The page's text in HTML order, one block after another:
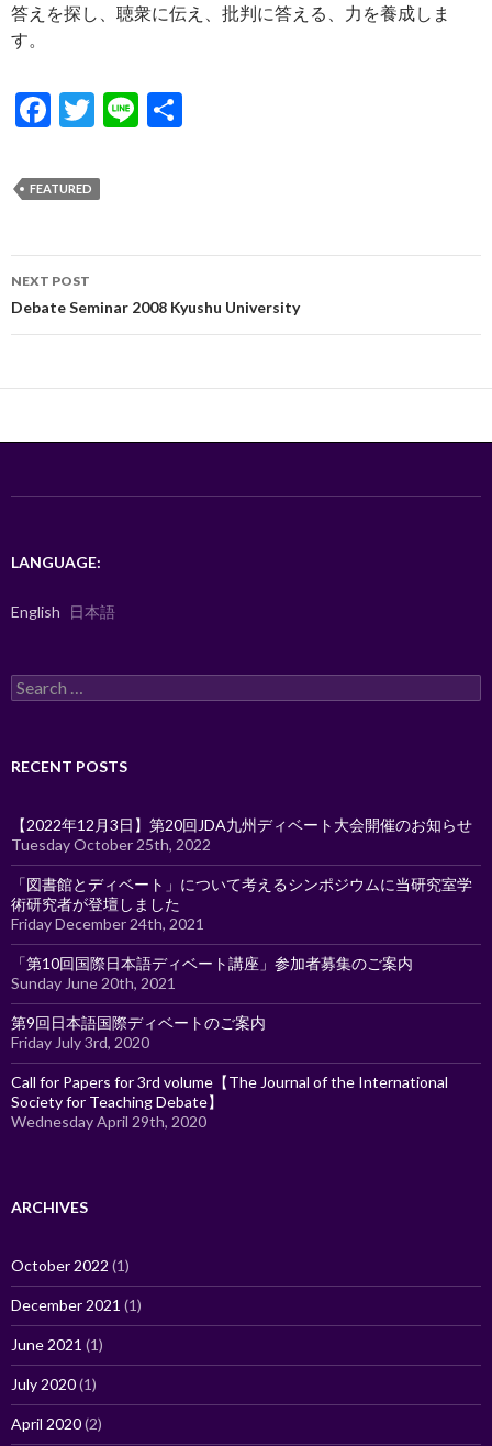
答えを探し、聴衆に伝え、批判に答える、力を養成しま
す。
F
e
b
o
o
k
T
itt
er
Li
FEATURED
Post
navigation
NEXT POST
Debate Seminar 2008 Kyushu University
LANGUAGE:
English 日本語
Search
for:
RECENT POSTS
【2022年12月3日】第20回JDA九州ディベート大会開催のお知らせ
Tuesday October 25th, 2022
「図書館とディベート」について考えるシンポジウムに当研究室学
術研究者が登壇しました
Friday December 24th, 2021
「第10回国際日本語ディベート講座」参加者募集のご案内
Sunday June 20th, 2021
第9回日本語国際ディベートのご案内
Friday July 3rd, 2020
Call for Papers for 3rd volume【The Journal of the International
Society for Teaching Debate】
Wednesday April 29th, 2020
ARCHIVES
October 2022 (1)
December 2021 (1)
June 2021 (1)
July 2020(1)
April 2020(2)